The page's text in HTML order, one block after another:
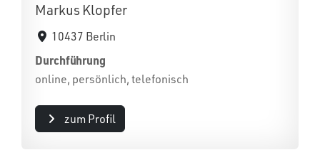
Markus Klopfer
10437 Berlin
Durchführung
online, persönlich, telefonisch
zum Profil